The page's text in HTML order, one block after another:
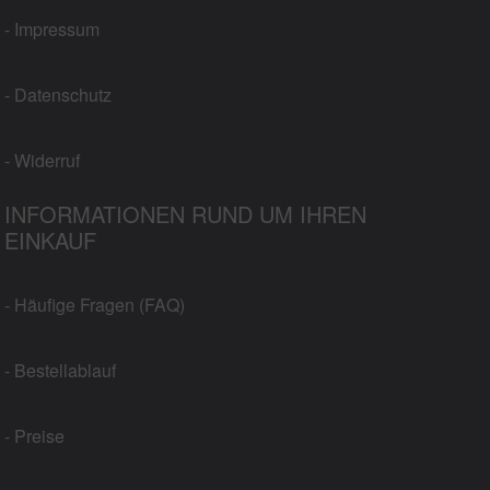
- Impressum
- Datenschutz
- Widerruf
INFORMATIONEN RUND UM IHREN
EINKAUF
- Häufige Fragen (FAQ)
- Bestellablauf
- Preise